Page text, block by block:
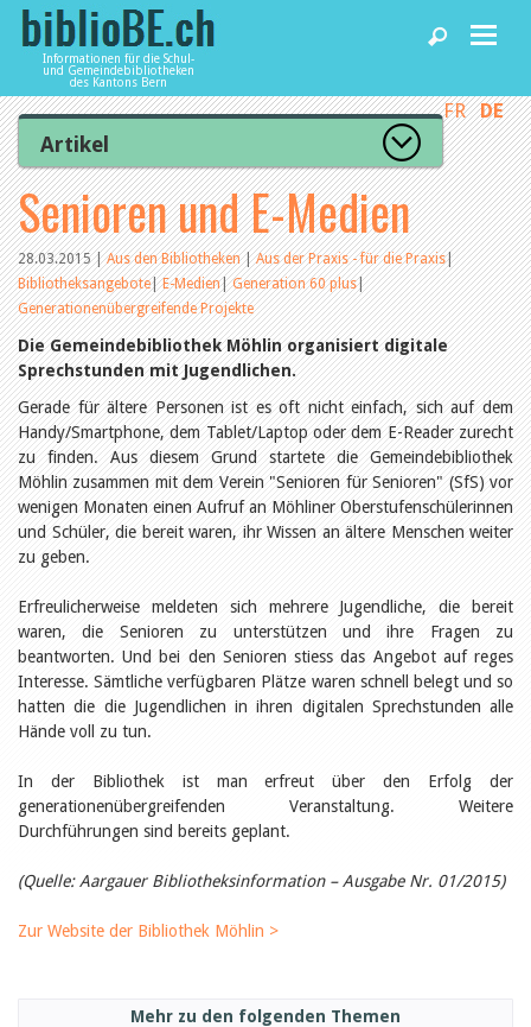
Informationen für die Schul-
und Gemeindebibliotheken
des Kantons Bern
Home
News und Fachbeiträge
Bibliotheken
Agenda
Dienstleistungen
biblioBE nutzen
FR DE
Artikel
Zur Artikelübersicht
Lesenswert
Gut bewertet
Kategorien
Aus dem Amt für Kultur
Aus der Kommission
Aus den Bibliotheken
Organisation
Raum und Infrastruktur
Bestand
Benutzung
Finanzen
Personal
Qualitätsmanagement
Recht und Politik
Öffentlichkeitsarbeit
Leseförderung
Verschiedenes
Lesetipps
Tags
Aus- und Weiterbildung
Veranstaltungen
Kinder- und Jugendmedien
Bibliotheksförderung
Zielpublikum Kinder und
Jugendliche
Einmalige Beiträge
Bibliosuisse
Unterstützungsbeiträge
Senioren und E-Medien
28.03.2015|Aus den Bibliotheken|Aus der Praxis - für die Praxis|
Bibliotheksangebote|E-Medien|Generation 60 plus|
Generationenübergreifende Projekte
Die Gemeindebibliothek Möhlin organisiert digitale
Sprechstunden mit Jugendlichen.
Gerade für ältere Personen ist es oft nicht einfach, sich auf dem
Handy/Smartphone, dem Tablet/Laptop oder dem E-Reader zurecht
zu finden. Aus diesem Grund startete die Gemeindebibliothek
Möhlin zusammen mit dem Verein "Senioren für Senioren" (SfS) vor
wenigen Monaten einen Aufruf an Möhliner Oberstufenschülerinnen
und Schüler, die bereit waren, ihr Wissen an ältere Menschen weiter
zu geben.
Erfreulicherweise meldeten sich mehrere Jugendliche, die bereit
waren, die Senioren zu unterstützen und ihre Fragen zu
beantworten. Und bei den Senioren stiess das Angebot auf reges
Interesse. Sämtliche verfügbaren Plätze waren schnell belegt und so
hatten die die Jugendlichen in ihren digitalen Sprechstunden alle
Hände voll zu tun.
In der Bibliothek ist man erfreut über den Erfolg der
generationenübergreifenden Veranstaltung. Weitere
Durchführungen sind bereits geplant.
(Quelle: Aargauer Bibliotheksinformation – Ausgabe Nr. 01/2015)
Zur Website der Bibliothek Möhlin >
Mehr zu den folgenden Themen